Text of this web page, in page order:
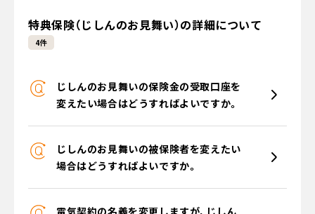
特典保険（じしんのお見舞い）の詳細について
4件
じしんのお見舞いの保険金の受取口座を
変えたい場合はどうすればよいですか。
じしんのお見舞いの被保険者を変えたい
場合はどうすればよいですか。
電気契約の名義を変更しますが、じしん